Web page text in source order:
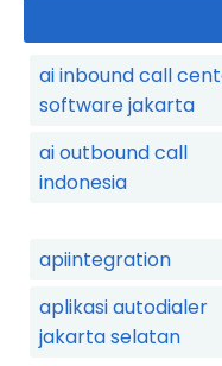
ai inbound call
software jakarta
ai outbound call
indonesia
apiintegration
aplikasi autodialer
jakarta selatan